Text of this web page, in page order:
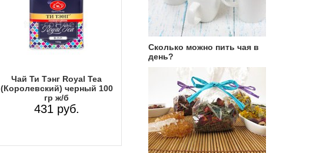
Чай Ти Тэнг Royal Tea
(Королевский) черный 100
гр ж/б
431 руб.
Сколько можно пить чая в
день?